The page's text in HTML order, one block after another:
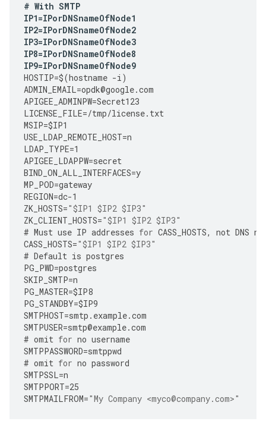
# With SMTP
IP1=IPorDNSnameOfNode1
IP2=IPorDNSnameOfNode2
IP3=IPorDNSnameOfNode3
IP8=IPorDNSnameOfNode8
IP9=IPorDNSnameOfNode9
HOSTIP=$(hostname -i)
ADMIN_EMAIL=opdk@google.com
APIGEE_ADMINPW=Secret123
LICENSE_FILE=/tmp/license.txt
MSIP=$IP1
USE_LDAP_REMOTE_HOST=n
LDAP_TYPE=1
APIGEE_LDAPPW=secret
BIND_ON_ALL_INTERFACES=y
MP_POD=gateway
REGION=dc-1
ZK_HOSTS="$IP1 $IP2 $IP3"
ZK_CLIENT_HOSTS="$IP1 $IP2 $IP3"
# Must use IP addresses for CASS_HOSTS, not DNS
CASS_HOSTS="$IP1 $IP2 $IP3"
# Default is postgres
PG_PWD=postgres
SKIP_SMTP=n
PG_MASTER=$IP8
PG_STANDBY=$IP9
SMTPHOST=smtp . example.com
SMTPUSER=smtp@example.com
# omit for no username
SMTPPASSWORD=smtppwd
# omit for no password
SMTPSSL=n
SMTPPORT=25
SMTPMAILFROM="My Company <myco@company.com>"